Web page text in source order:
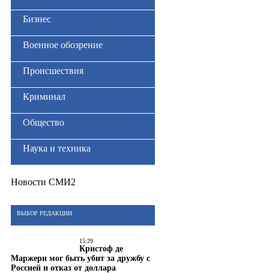
Бизнес
Военное обозрение
Происшествия
Криминал
Общество
Наука и техника
Новости СМИ2
ВЫБОР РЕДАКЦИИ
15:29
Кристоф де
Маржери мог быть убит за дружбу с
Россией и отказ от доллара